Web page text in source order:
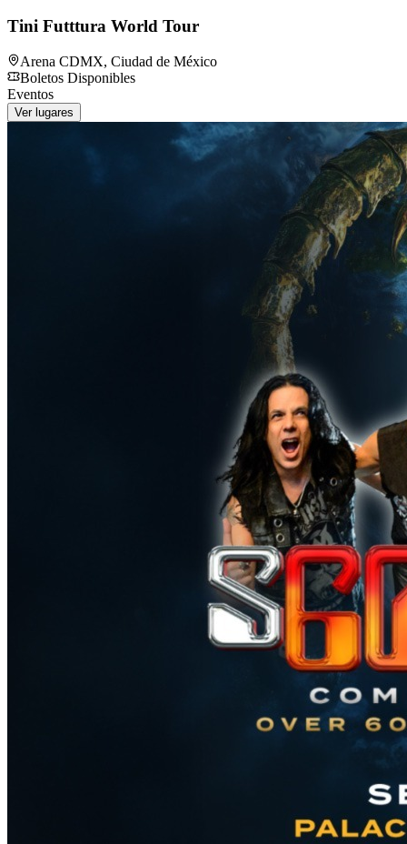
Tini Futttura World Tour
Arena CDMX, Ciudad de México
Boletos Disponibles
Eventos
Ver lugares